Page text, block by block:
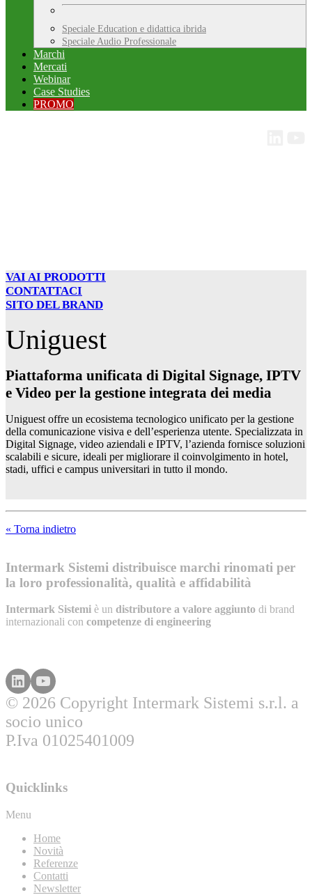
Speciale Education e didattica ibrida
Speciale Audio Professionale
Marchi
Mercati
Webinar
Case Studies
PROMO
VAI AI PRODOTTI
CONTATTACI
SITO DEL BRAND
Uniguest
Piattaforma unificata di Digital Signage, IPTV
e Video per la gestione integrata dei media
Uniguest offre un ecosistema tecnologico unificato per la gestione
della comunicazione visiva e dell’esperienza utente. Specializzata in
Digital Signage, video aziendali e IPTV, l’azienda fornisce soluzioni
scalabili e sicure, ideali per migliorare il coinvolgimento in hotel,
stadi, uffici e campus universitari in tutto il mondo.
« Torna indietro
Intermark Sistemi distribuisce marchi rinomati per
la loro professionalità, qualità e affidabilità
Intermark Sistemi è un distributore a valore aggiunto di brand
internazionali con competenze di engineering
© 2026 Copyright Intermark Sistemi s.r.l. a
socio unico
P.Iva 01025401009
Quicklinks
Menu
Home
Novità
Referenze
Contatti
Newsletter